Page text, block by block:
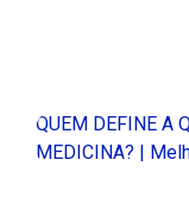
QUEM DEFINE A
MEDICINA? |